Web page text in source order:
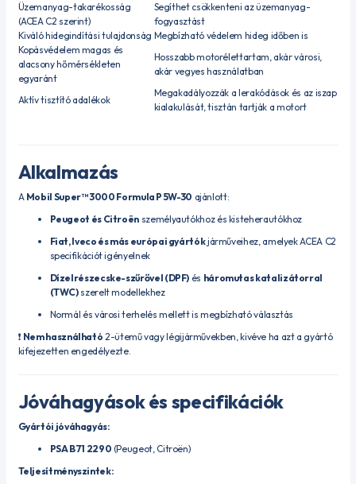
Üzemanyag-takarékosság
(ACEA C2 szerint)
Segíthet csökkenteni az üzemanyag-
fogyasztást
Kiváló hidegindítási tulajdonság Megbízható védelem hideg időben is
Kopásvédelem magas és
alacsony hőmérsékleten
egyaránt
Hosszabb motorélettartam, akár városi,
akár vegyes használatban
Aktív tisztító adalékok
Megakadályozzák a lerakódások és az iszap
kialakulását, tisztán tartják a motort
Alkalmazás
A Mobil Super™ 3000 Formula P 5W-30 ajánlott:
Peugeot és Citroën személyautókhoz és kisteherautókhoz
Fiat, Iveco és más európai gyártókjárműveihez, amelyek ACEA C2
specifikációt igényelnek
Dízelrészecske-szűrővel (DPF) és háromutas katalizátorral
(TWC)szerelt modellekhez
Normál és városi terhelés mellett is megbízható választás
❗ Nem használható 2-ütemű vagy légijárművekben, kivéve ha azt a gyártó
kifejezetten engedélyezte.
Jóváhagyások és specifikációk
Gyártói jóváhagyás:
PSA B71 2290 (Peugeot, Citroën)
Teljesítményszintek: